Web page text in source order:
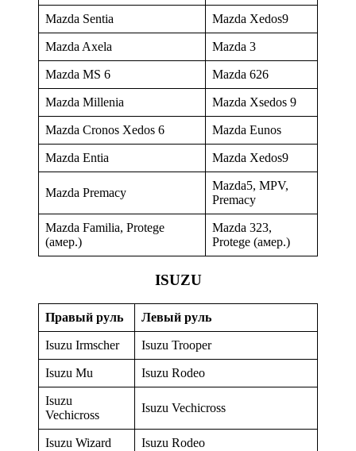
Mazda Sentia Mazda Xedos9
Mazda Axela Mazda 3
Mazda MS 6 Mazda 626
Mazda Millenia Mazda Xsedos 9
Mazda Cronos Xedos 6 Mazda Eunos
Mazda Entia Mazda Xedos9
Mazda Premacy
Mazda5, MPV,
Premacy
Mazda Familia, Protege
(амер.)
Mazda 323,
Protege (амер.)
ISUZU
Правый руль Левый руль
Isuzu Irmscher Isuzu Trooper
Isuzu Mu Isuzu Rodeo
Isuzu
Vechicross
Isuzu Vechicross
Isuzu Wizard Isuzu Rodeo